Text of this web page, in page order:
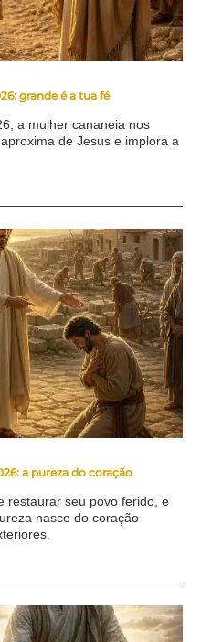
grande é a tua fé
a mulher cananeia nos
de Jesus e implora a
a pureza do coração
restaurar seu povo ferido, e
nasce do coração